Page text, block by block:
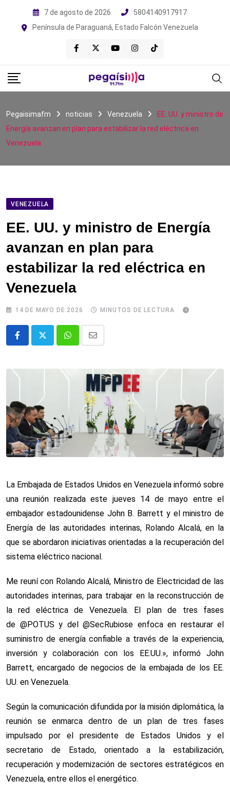
7 de agosto de 2026
5804140917917
Península de Paraguaná, Estado Falcón Venezuela
Pegaisimafm noticias Venezuela
EE. UU. y ministro de
Energía avanzan en plan para estabilizar la red eléctrica en
Venezuela
VENEZUELA
EE. UU. y ministro de Energía
avanzan en plan para
estabilizar la red eléctrica en
Venezuela
14 DE MAYO DE 2026 MINUTOS DE LECTURA
WhatsappComparte
email
La Embajada de Estados Unidos en Venezuela informó sobre
una reunión realizada este jueves 14 de mayo entre el
embajador estadounidense John B. Barrett y el ministro de
Energía de las autoridades interinas, Rolando Alcalá, en la
que se abordaron iniciativas orientadas a la recuperación del
sistema eléctrico nacional.
Me reuní con Rolando Alcalá, Ministro de Electricidad de las
autoridades interinas, para trabajar en la reconstrucción de
la red eléctrica de Venezuela. El plan de tres fases
de @POTUS y del @SecRubiose enfoca en restaurar el
suministro de energía confiable a través de la experiencia,
inversión y colaboración con los EE.UU.», informó John
Barrett, encargado de negocios de la embajada de los EE.
UU. en Venezuela.
Según la comunicación difundida por la misión diplomática, la
reunión se enmarca dentro de un plan de tres fases
impulsado por el presidente de Estados Unidos y el
secretario de Estado, orientado a la estabilización,
recuperación y modernización de sectores estratégicos en
Venezuela, entre ellos el energético.